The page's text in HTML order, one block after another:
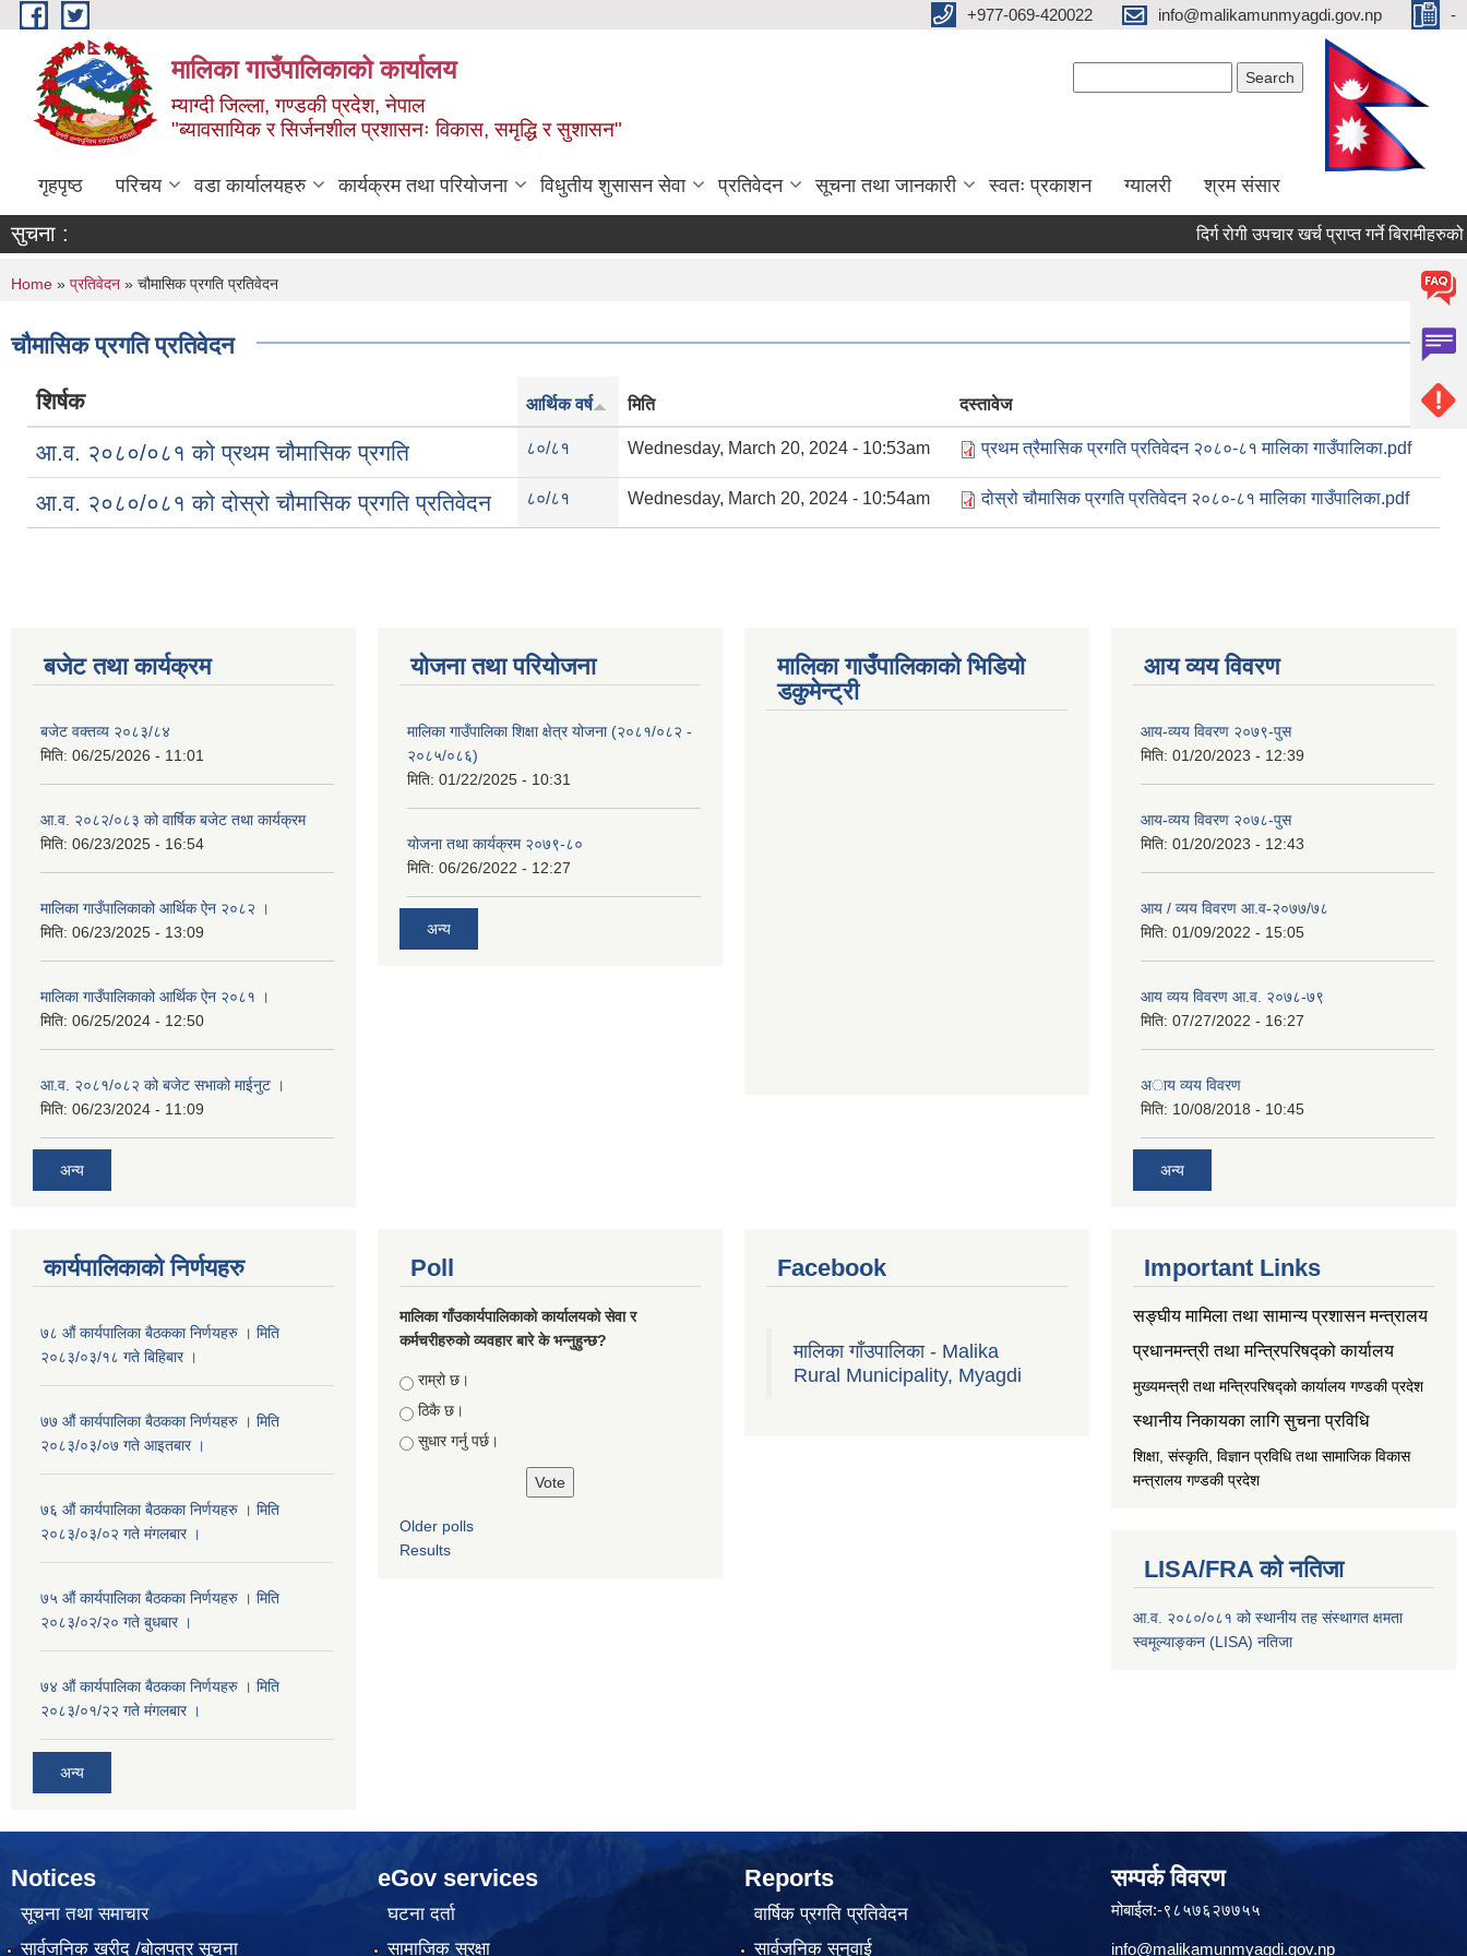
Skip to main content +977-069-420022 info@malikamunmyagdi.gov.np -
मालिका गाउँपालिकाको कार्यालय
म्याग्दी जिल्ला, गण्डकी प्रदेश, नेपाल
"ब्यावसायिक र सिर्जनशील प्रशासनः विकास, समृद्धि र सुशासन"
गृहपृष्ठ परिचय वडा कार्यालयहरु कार्यक्रम तथा परियोजना विधुतीय शुसासन सेवा प्रतिवेदन सूचना तथा जानकारी स्वतः प्रकाशन ग्यालरी श्रम संसार
सुचना : दिर्ग रोगी उपचार खर्च प्राप्त गर्ने
You are here
Home » प्रतिवेदन » चौमासिक प्रगति प्रतिवेदन
चौमासिक प्रगति प्रतिवेदन
शिर्षक आर्थिक वर्ष मिति दस्तावेज
आ.व. २०८०/०८१ को प्रथम चौमासिक प्रगति ८०/८१ Wednesday, March 20, 2024 - 10:53am प्रथम त्रैमासिक प्रगति प्रतिवेदन २०८०-८१ मालिका गाउँपालिका.pdf
आ.व. २०८०/०८१ को दोस्रो चौमासिक प्रगति प्रतिवेदन ८०/८१ Wednesday, March 20, 2024 - 10:54am दोस्रो चौमासिक प्रगति प्रतिवेदन २०८०-८१ मालिका गाउँपालिका.pdf
बजेट तथा कार्यक्रम
बजेट वक्तव्य २०८३/८४
मिति: 06/25/2026 - 11:01
आ.व. २०८२/०८३ को वार्षिक बजेट तथा कार्यक्रम
मिति: 06/23/2025 - 16:54
मालिका गाउँपालिकाको आर्थिक ऐन २०८२ ।
मिति: 06/23/2025 - 13:09
मालिका गाउँपालिकाको आर्थिक ऐन २०८१ ।
मिति: 06/25/2024 - 12:50
आ.व. २०८१/०८२ को बजेट सभाको माईनुट ।
मिति: 06/23/2024 - 11:09
अन्य
योजना तथा परियोजना
मालिका गाउँपालिका शिक्षा क्षेत्र योजना (२०८१/०८२ -
२०८५/०८६)
मिति: 01/22/2025 - 10:31
योजना तथा कार्यक्रम २०७९-८०
मिति: 06/26/2022 - 12:27
अन्य
मालिका गाउँपालिकाको भिडियो
डकुमेन्ट्री
आय व्यय विवरण
आय-व्यय विवरण २०७९-पुस
मिति: 01/20/2023 - 12:39
आय-व्यय विवरण २०७८-पुस
मिति: 01/20/2023 - 12:43
आय / व्यय विवरण आ.व-२०७७/७८
मिति: 01/09/2022 - 15:05
आय व्यय विवरण आ.व. २०७८-७९
मिति: 07/27/2022 - 16:27
अाय व्यय विवरण
मिति: 10/08/2018 - 10:45
अन्य
कार्यपालिकाको निर्णयहरु
७८ औं कार्यपालिका बैठकका निर्णयहरु । मिति
२०८३/०३/१८ गते बिहिबार ।
७७ औं कार्यपालिका बैठकका निर्णयहरु । मिति
२०८३/०३/०७ गते आइतबार ।
७६ औं कार्यपालिका बैठकका निर्णयहरु । मिति
२०८३/०३/०२ गते मंगलबार ।
७५ औं कार्यपालिका बैठकका निर्णयहरु । मिति
२०८३/०२/२० गते बुधबार ।
७४ औं कार्यपालिका बैठकका निर्णयहरु । मिति
२०८३/०१/२२ गते मंगलबार ।
अन्य
Poll
मालिका गाँउकार्यपालिकाको कार्यालयको सेवा र
कर्मचरीहरुको व्यवहार बारे के भन्नुहुन्छ?
Choices
राम्रो छ।
ठिकै छ।
सुधार गर्नु पर्छ।
Older polls
Results
Facebook
मालिका गाँउपालिका - Malika
Rural Municipality, Myagdi
Important Links
सङ्‍घीय मामिला तथा सामान्य प्रशासन मन्त्रालय
प्रधानमन्त्री तथा मन्त्रिपरिषद्को कार्यालय
मुख्यमन्त्री तथा मन्त्रिपरिषद्को कार्यालय गण्डकी प्रदेश
स्थानीय निकायका लागि सुचना प्रविधि
शिक्षा, संस्कृति, विज्ञान प्रविधि तथा सामाजिक विकास
मन्त्रालय गण्डकी प्रदेश
LISA/FRA को नतिजा
आ.व. २०८०/०८१ को स्थानीय तह संस्थागत क्षमता
स्वमूल्याङ्कन (LISA) नतिजा
Notices
सूचना तथा समाचार
सार्वजनिक खरीद /बोलपत्र सूचना
eGov services
घटना दर्ता
सामाजिक सुरक्षा
Reports
वार्षिक प्रगति प्रतिवेदन
सार्वजनिक सुनुवाई
सम्पर्क विवरण
मोबाईल:-९८५७६२७७५५
info@malikamunmyagdi.gov.np